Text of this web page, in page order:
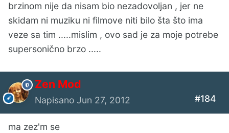
brzinom nije da nisam bio nezadovoljan , jer ne
skidam ni muziku ni filmove niti bilo šta što ima
veze sa tim .....mislim , ovo sad je za moje potrebe
supersonično brzo .....
Zen Mod
Napisano Jun 27, 2012 #184
ma zez'm se